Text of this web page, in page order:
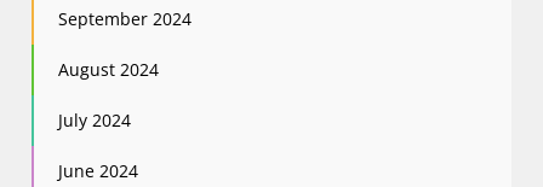
September 2024
August 2024
July 2024
June 2024